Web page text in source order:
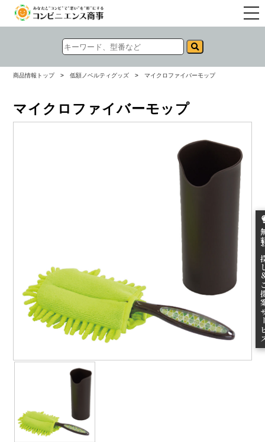
無
ご
商品情報トップ > 低額ノベルティグッズ > マイクロファイバーモップ
マイクロファイバーモップ